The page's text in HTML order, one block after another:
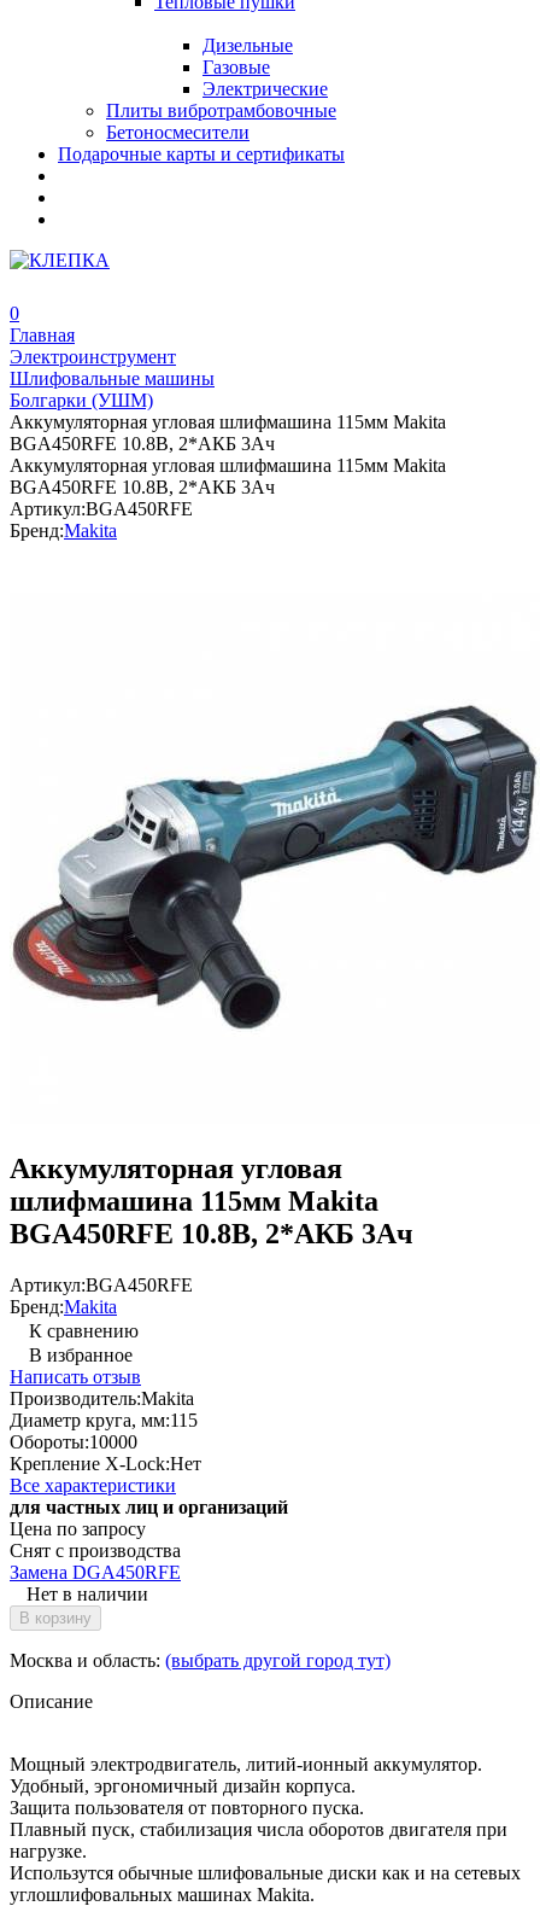
Дизельные
Газовые
Электрические
Плиты вибротрамбовочные
Бетоносмесители
Подарочные карты и сертификаты
0
Главная
Электроинструмент
Шлифовальные машины
Болгарки (УШМ)
Аккумуляторная угловая шлифмашина 115мм Makita
BGA450RFE 10.8В, 2*АКБ 3Ач
Аккумуляторная угловая шлифмашина 115мм Makita
BGA450RFE 10.8В, 2*АКБ 3Ач
Артикул:BGA450RFE
Бренд:Makita
Аккумуляторная угловая
шлифмашина 115мм Makita
BGA450RFE 10.8В, 2*АКБ 3Ач
Артикул:BGA450RFE
Бренд:Makita
К сравнению
В избранное
Написать отзыв
Производитель:Makita
Диаметр круга, мм:115
Обороты:10000
Крепление X-Lock:Нет
Все характеристики
для частных лиц и организаций
Цена по запросу
Снят с производства
Замена DGA450RFE
Нет в наличии
В корзину
Москва и область: (выбрать другой город тут)
Описание
Мощный электродвигатель, литий-ионный аккумулятор.
Удобный, эргономичный дизайн корпуса.
Защита пользователя от повторного пуска.
Плавный пуск, стабилизация числа оборотов двигателя при
нагрузке.
Использутся обычные шлифовальные диски как и на сетевых
углошлифовальных машинах Makita.